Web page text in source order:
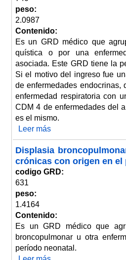
peso:
2.0987
Contenido:
Es un GRD médico que
quística o por una
asociada. Este GRD tiene la
Si el motivo del ingreso fue
de enfermedades
enfermedad respiratoria con
CDM 4 de enfermedades del
es el mismo.
Leer más
Displasia
crónicas con origen en el
codigo GRD:
631
peso:
1.4164
Contenido:
Es un GRD médico que
broncopulmonar u otra
período neonatal.